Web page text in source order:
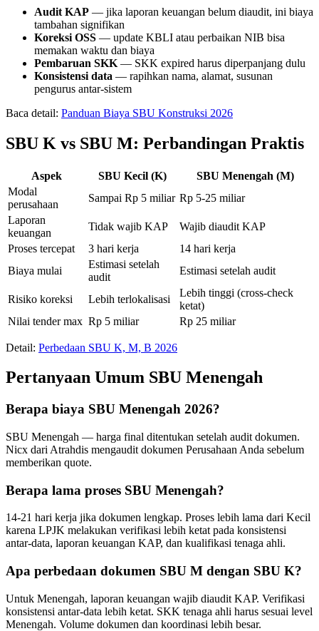
Audit KAP — jika laporan keuangan belum diaudit, ini biaya
tambahan signifikan
Koreksi OSS — update KBLI atau perbaikan NIB bisa
memakan waktu dan biaya
Pembaruan SKK — SKK expired harus diperpanjang dulu
Konsistensi data — rapihkan nama, alamat, susunan
pengurus antar-sistem
Baca detail: Panduan Biaya SBU Konstruksi 2026
SBU K vs SBU M: Perbandingan Praktis
Aspek SBU Kecil (K)
SBU Menengah (M)
Modal
perusahaan
Sampai Rp 5 miliar Rp 5-25 miliar
Laporan
keuangan
Tidak wajib KAP
Wajib diaudit KAP
Proses tercepat
3 hari kerja
14 hari kerja
Biaya mulai
Estimasi setelah
audit
Estimasi setelah audit
Risiko koreksi Lebih terlokalisasi
Lebih tinggi (cross-check
ketat)
Nilai tender max Rp 5 miliar Rp 25 miliar
Detail: Perbedaan SBU K, M, B 2026
Pertanyaan Umum SBU Menengah
Berapa biaya SBU Menengah 2026?
SBU Menengah — harga final ditentukan setelah audit dokumen.
Nicx dari Atrahdis mengaudit dokumen Perusahaan Anda sebelum
memberikan quote.
Berapa lama proses SBU Menengah?
14-21 hari kerja jika dokumen lengkap. Proses lebih lama dari Kecil
karena LPJK melakukan verifikasi lebih ketat pada konsistensi
antar-data, laporan keuangan KAP, dan kualifikasi tenaga ahli.
Apa perbedaan dokumen SBU M dengan SBU K?
Untuk Menengah, laporan keuangan wajib diaudit KAP. Verifikasi
konsistensi antar-data lebih ketat. SKK tenaga ahli harus sesuai level
Menengah. Volume dokumen dan koordinasi lebih besar.